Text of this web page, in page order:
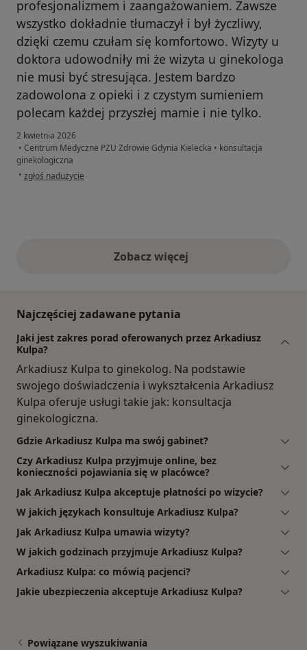
profesjonalizmem i zaangażowaniem. Zawsze
wszystko dokładnie tłumaczył i był życzliwy,
dzięki czemu czułam się komfortowo. Wizyty u
doktora udowodniły mi że wizyta u ginekologa
nie musi być stresująca. Jestem bardzo
zadowolona z opieki i z czystym sumieniem
polecam każdej przyszłej mamie i nie tylko.
2 kwietnia 2026
• Centrum Medyczne PZU Zdrowie Gdynia Kielecka • konsultacja
ginekologiczna
• w opinii użytkownika Patrycja
zgłoś nadużycie
Zobacz więcejopinie powyżej
Najczęściej zadawane pytania
Jaki jest zakres porad oferowanych przez Arkadiusz
Kulpa?
Arkadiusz Kulpa to ginekolog. Na podstawie
swojego doświadczenia i wykształcenia Arkadiusz
Kulpa oferuje usługi takie jak: konsultacja
ginekologiczna.
Gdzie Arkadiusz Kulpa ma swój gabinet?
Czy Arkadiusz Kulpa przyjmuje online, bez
konieczności pojawiania się w placówce?
Jak Arkadiusz Kulpa akceptuje płatności po wizycie?
W jakich językach konsultuje Arkadiusz Kulpa?
Jak Arkadiusz Kulpa umawia wizyty?
W jakich godzinach przyjmuje Arkadiusz Kulpa?
Arkadiusz Kulpa: co mówią pacjenci?
Jakie ubezpieczenia akceptuje Arkadiusz Kulpa?
Powiązane wyszukiwania